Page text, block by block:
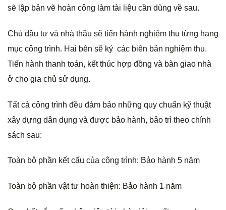
sẽ lập bản vẽ hoàn công làm tài liệu cần dùng về sau.
Chủ đầu tư và nhà thầu sẽ tiến hành nghiệm thu từng hạng
mục công trình. Hai bên sẽ ký các biên bản nghiệm thu.
Tiến hành thanh toán, kết thúc hợp đồng và bàn giao nhà
ở cho gia chủ sử dụng.
Tất cả công trình đều đảm bảo những quy chuẩn kỹ thuật
xây dựng dân dụng và được bảo hành, bảo trì theo chính
sách sau:
Toàn bộ phần kết cấu của công trình: Bảo hành 5 năm
Toàn bộ phần vật tư hoàn thiện: Bảo hành 1 năm